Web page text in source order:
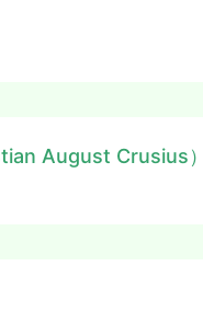
August Crusius